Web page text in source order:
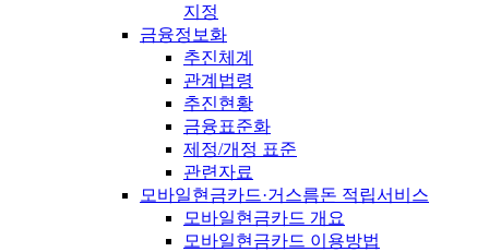
지정
금융정보화
추진체계
관계법령
추진현황
금융표준화
제정/개정 표준
관련자료
모바일현금카드·거스름돈 적립서비스
모바일현금카드 개요
모바일현금카드 이용방법